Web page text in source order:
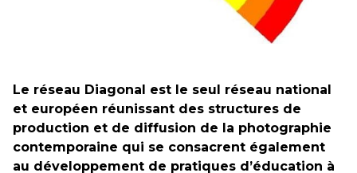
Le réseau Diagonal est le seul réseau national
et européen réunissant des structures de
production et de diffusion de la photographie
contemporaine qui se consacrent également
au développement de pratiques d’éducation à